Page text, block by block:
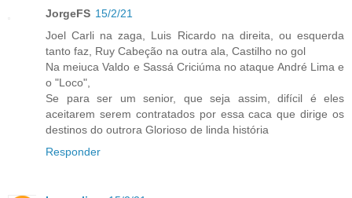
JorgeFS 15/2/21
Joel Carli na zaga, Luis Ricardo na direita, ou esquerda
tanto faz, Ruy Cabeção na outra ala, Castilho no gol
Na meiuca Valdo e Sassá Criciúma no ataque André Lima e
o "Loco",
Se para ser um senior, que seja assim, difícil é eles
aceitarem serem contratados por essa caca que dirige os
destinos do outrora Glorioso de linda história
Responder